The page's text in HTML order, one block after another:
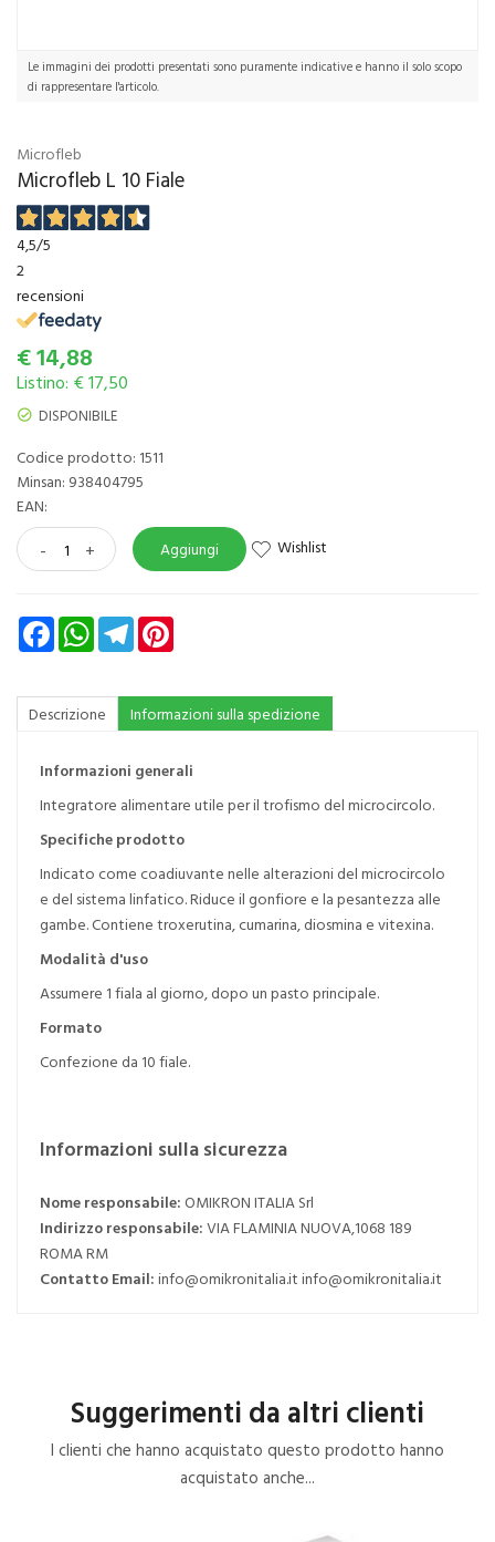
Le immagini dei prodotti presentati sono puramente indicative e hanno il solo scopo
di rappresentare l'articolo.
Microfleb
Microfleb L 10 Fiale
4,5/5
2
recensioni
€14,88
Listino: € 17,50
DISPONIBILE
Codice prodotto: 1511
Minsan: 938404795
EAN:
- + Aggiungi Wishlist
FacebookWhatsAppTelegram
Descrizione Informazioni sulla spedizione
Informazioni generali
Integratore alimentare utile per il trofismo del microcircolo.
Specifiche prodotto
Indicato come coadiuvante nelle alterazioni del microcircolo
e del sistema linfatico. Riduce il gonfiore e la pesantezza alle
gambe. Contiene troxerutina, cumarina, diosmina e vitexina.
Modalità d'uso
Assumere 1 fiala al giorno, dopo un pasto principale.
Formato
Confezione da 10 fiale.
Informazioni sulla sicurezza
Nome responsabile:OMIKRON ITALIA Srl
Indirizzo responsabile:VIA FLAMINIA NUOVA,1068 189
ROMA RM
Contatto Email:info@omikronitalia.it info@omikronitalia.it
Suggerimenti da altri clienti
I clienti che hanno acquistato questo prodotto hanno
acquistato anche...